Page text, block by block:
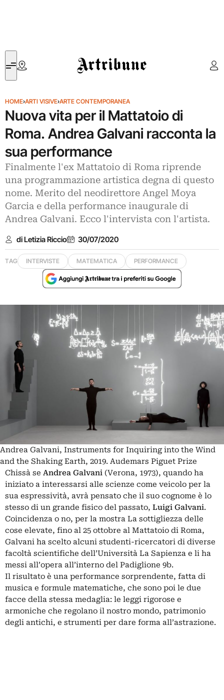
Artribune
HOME›ARTI VISIVE›ARTE CONTEMPORANEA
Nuova vita per il Mattatoio di
Roma. Andrea Galvani racconta la
sua performance
Finalmente l'ex Mattatoio di Roma riprende
una programmazione artistica degna di questo
nome. Merito del neodirettore Angel Moya
Garcia e della performance inaugurale di
Andrea Galvani. Ecco l'intervista con l'artista.
di Letizia Riccio 30/07/2020
TAG INTERVISTE MATEMATICA PERFORMANCE
Andrea Galvani, Instruments for Inquiring into the Wind
and the Shaking Earth, 2019. Audemars Piguet Prize
Chissà se Andrea Galvani (Verona, 1973), quando ha
iniziato a interessarsi alle scienze come veicolo per la
sua espressività, avrà pensato che il suo cognome è lo
stesso di un grande fisico del passato, Luigi Galvani.
Coincidenza o no, per la mostra La sottigliezza delle
cose elevate, fino al 25 ottobre al Mattatoio di Roma,
Galvani ha scelto alcuni studenti-ricercatori di diverse
facoltà scientifiche dell’Università La Sapienza e li ha
messi all’opera all’interno del Padiglione 9b.
Il risultato è una performance sorprendente, fatta di
musica e formule matematiche, che sono poi le due
facce della stessa medaglia: le leggi rigorose e
armoniche che regolano il nostro mondo, patrimonio
degli antichi, e strumenti per dare forma all’astrazione.